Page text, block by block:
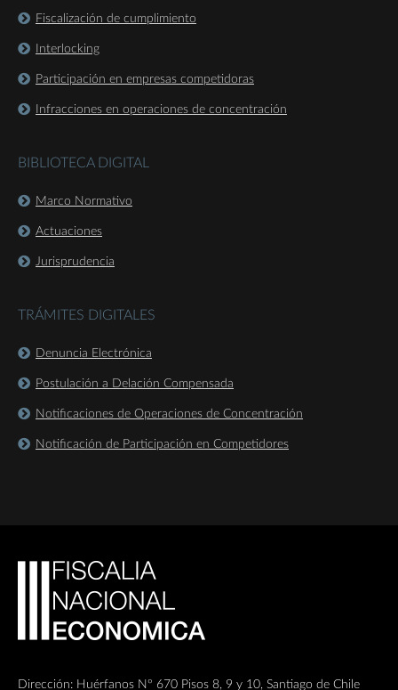
Fiscalización de cumplimiento
Interlocking
Participación en empresas competidoras
Infracciones en operaciones de concentración
BIBLIOTECA DIGITAL
Marco Normativo
Actuaciones
Jurisprudencia
TRÁMITES DIGITALES
Denuncia Electrónica
Postulación a Delación Compensada
Notificaciones de Operaciones de Concentración
Notificación de Participación en Competidores
Dirección: Huérfanos Nº 670 Pisos 8, 9 y 10, Santiago de Chile